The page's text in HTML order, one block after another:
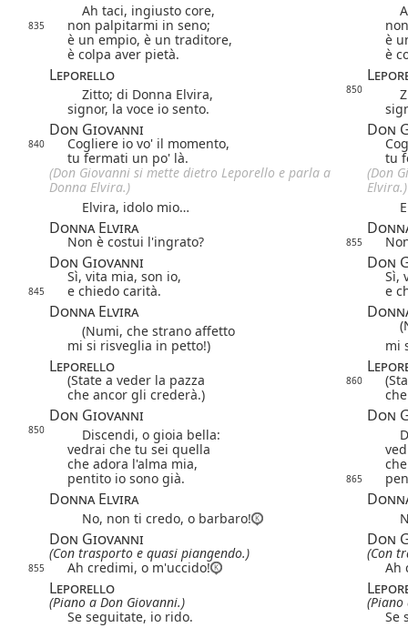
Ah taci, ingiusto core,
835 non palpitarmi in seno;
è un empio, è un traditore,
è
è colpa aver pietà.
è
Leporello
Zitto; di Donna Elvira, 850
signor, la voce io sento.
Don Giovanni Don
840 Cogliere io vo' il momento,
tu fermati un po' là.
tu
(Don Giovanni si mette dietro Leporello e parla a
Donna Elvira.)
(Don
Elvira.)
Elvira, idolo mio…
Donna Elvira
Non è costui l'ingrato? 855
Don Giovanni Don
Sì, vita mia, son io, Sì,
845 e chiedo carità. e
Donna Elvira
(Numi, che strano affetto
mi si risveglia in petto!)
mi
Leporello
(State a veder la pazza 860
che ancor gli crederà.)
Don Giovanni Don
850 Discendi, o gioia bella:
vedrai che tu sei quella
che adora l'alma mia,
pentito io sono già.
865
Donna Elvira
No, non ti credo, o barbaro!
Don Giovanni Don
(Con trasporto e quasi piangendo.) (Con
855 Ah credimi, o m'uccido! Ah
Leporello
(Piano a Don Giovanni.)
(Piano
Se seguitate, io rido.
Se